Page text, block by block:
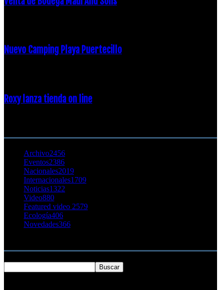
Nuevo Camping Playa Puertecillo
Roxy lanza tienda on line
Archivo2456
Eventos2386
Nacionales2019
Internacionales1709
Noticias1322
Video880
Featured video 2579
Ecología406
Novedades366